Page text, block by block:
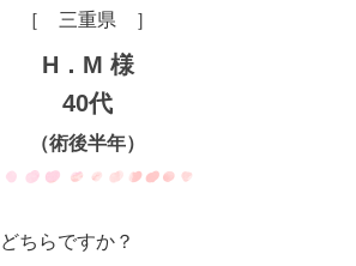
［ 三重県 ］
H．M 様
40代
（術後半年）
ちらですか？